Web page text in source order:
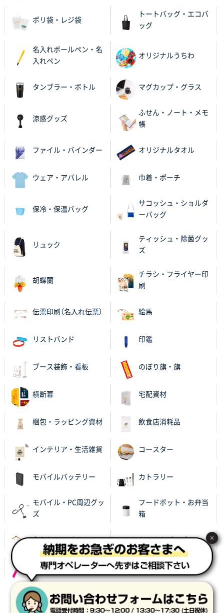
ポリ袋・レジ袋
トートバッグ・エコバ
ッグ
名入れボールペン・名
入れペン
オリジナルうちわ
タンブラー・ボトル マグカップ・グラス
涼感グッズ
ふせん・ノート・メモ
帳
ファイル・バインダー オリジナルタオル
ウェア・アパレル 巾着・ポーチ
保冷・保温バッグ
サコッシュ・ショルダ
ーバッグ
リュック
ティッシュ・除菌グッ
ズ
胡蝶蘭
チラシ・フライヤー印
刷
伝票印刷（名入れ伝票） 絵馬
リストバンド 印鑑
ブース装飾・看板 のぼり旗・旗
横断幕 宅配資材
梱包・ラッピング資材 飲食店消耗品
インテリア・生活雑貨 コースター
モバイルバッテリー カトラリー
モバイル・PC周辺グッ
ズ
フードポット・お弁当
箱
名入れハンガー あったかグッズ
レイングッズ
サイト利用規約 プライバシーポリシー
会社概要
特定商取引に基づく表記
×